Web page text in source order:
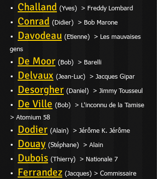
•Challand (Yves) > Freddy Lombard
•Conrad (Didier) > Bob Marone
•Davodeau (Etienne) > Les mauvaises
gens
•De Moor (Bob) > Barelli
•Delvaux (Jean-Luc) > Jacques Gipar
•Desorgher (Daniel) > Jimmy Tousseul
•De Ville (Bob) > L'inconnu de la Tamise
> Atomium 58
•Dodier (Alain) > Jérôme K. Jérôme
•Douay (Stéphane) > Alain
•Dubois (Thierry) > Nationale 7
•Ferrandez (Jacques) > Commissaire